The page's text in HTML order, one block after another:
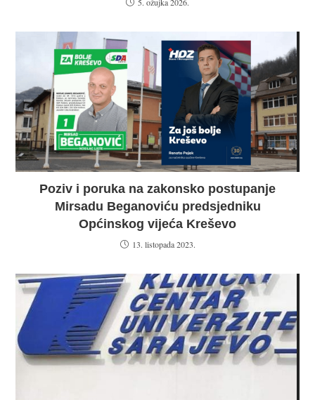
Poziv i poruka na zakonsko postupanje
Mirsadu Beganoviću predsjedniku
Općinskog vijeća Kreševo
13. listopada 2023.